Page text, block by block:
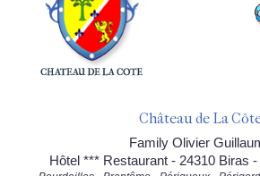
Château de La
Family Olivier
Hôtel *** Restaurant - 24310 Biras